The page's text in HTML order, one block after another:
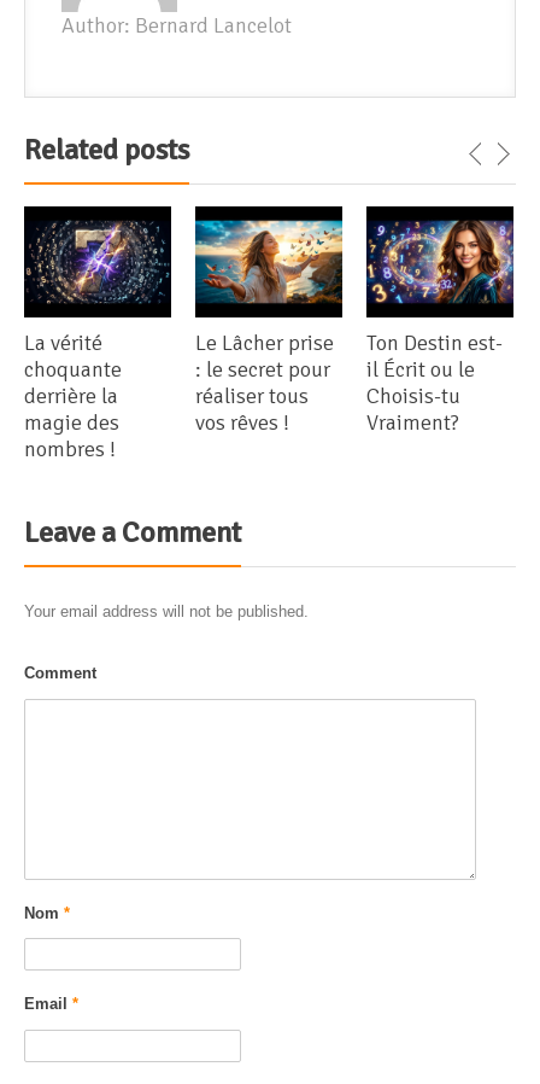
Author: Bernard Lancelot
Related posts
La vérité
choquante
derrière la
magie des
nombres !
Le Lâcher prise
: le secret pour
réaliser tous
vos rêves !
Ton Destin est-
il Écrit ou le
Choisis-tu
Vraiment?
Leave a Comment
Your email address will not be published.
Comment
Nom *
Email *